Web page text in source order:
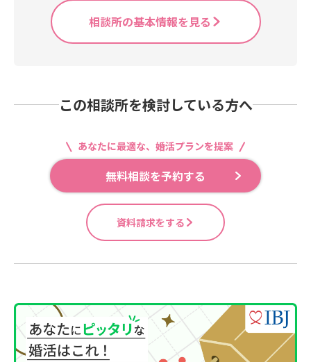
相談所の基本情報を見る
この相談所を検討している方へ
あなたに最適な、婚活プランを提案
無料相談を予約する
資料請求をする